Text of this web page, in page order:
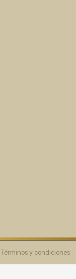
Términos y condiciones